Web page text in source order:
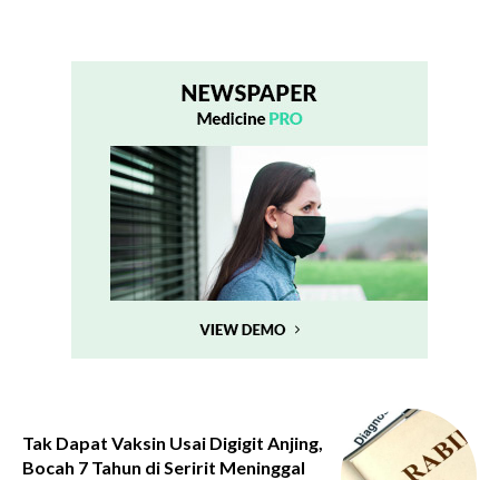
Tak Dapat Vaksin Usai Digigit Anjing,
Bocah 7 Tahun di Seririt Meninggal